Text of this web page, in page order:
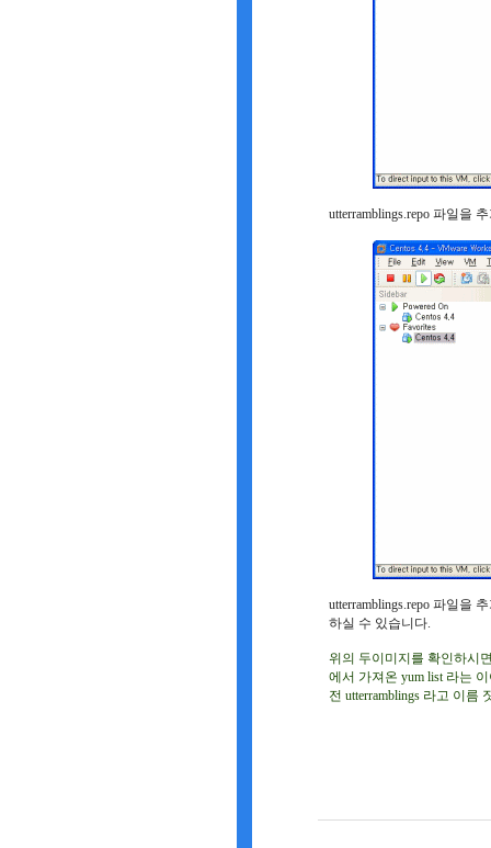
utterramblings.repo 파일을
utterramblings.repo 파일을
하실 수 있습니다.
위의 두이미지를 확인하시
에서 가져온 yum list 라는
전 utterramblings 라고 이름